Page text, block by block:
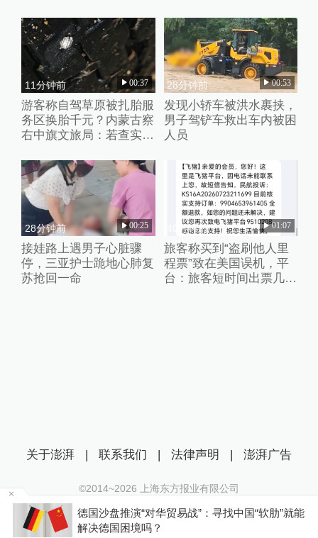
11分钟前 00:37
游客称自驾草原被扎胎服
务区换胎千元？内蒙古察
右中旗文旅局：若查实人
28分钟前 00:53
发现小轿车被洪水裹挟，
男子驾铲车救出车内被困
人员
28分钟前 00:25
接娃路上遇男子心脏骤
停，三亚护士跪地心肺复
苏抢回一命
40分钟前 01:07
旅客称买到“盗刷他人里
程票”致在美国误机，平
台：旅客短时间出票几十
战”：寻找中国“软肋”就能
多地志愿者协会更名为
关于澎湃 | 联系我们 | 法律声明 | 澎湃广告
©2014~2026 上海东方报业有限公司
沪ICP证：沪B2-20170116 | 沪ICP备14003370号
互联网新闻信息服务许可证：31120170006